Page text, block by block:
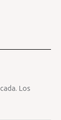
Los